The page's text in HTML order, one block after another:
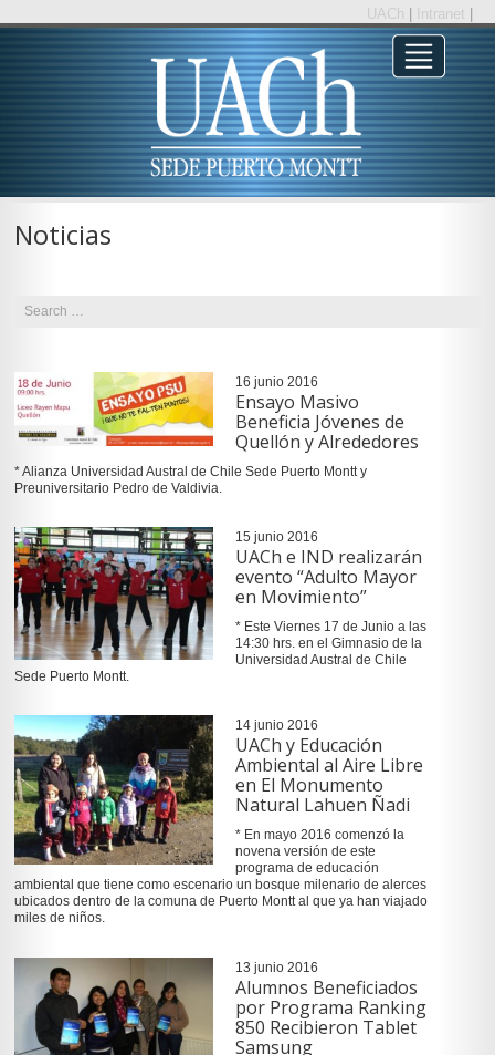
UACh Intranet
Noticias
16 junio 2016
Ensayo Masivo
Beneficia Jóvenes de
Quellón y Alrededores
* Alianza Universidad Austral de Chile Sede Puerto Montt y
Preuniversitario Pedro de Valdivia.
15 junio 2016
UACh e IND realizarán
evento “Adulto Mayor
en Movimiento”
* Este Viernes 17 de Junio a las
14:30 hrs. en el Gimnasio de la
Universidad Austral de Chile
Sede Puerto Montt.
14 junio 2016
UACh y Educación
Ambiental al Aire Libre
en El Monumento
Natural Lahuen Ñadi
* En mayo 2016 comenzó la
novena versión de este
programa de educación
ambiental que tiene como escenario un bosque milenario de alerces
ubicados dentro de la comuna de Puerto Montt al que ya han viajado
miles de niños.
13 junio 2016
Alumnos Beneficiados
por Programa Ranking
850 Recibieron Tablet
Samsung